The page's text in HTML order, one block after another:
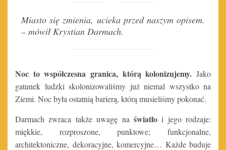
Miasto się zmienia, ucieka przed naszym opisem.
– mówił Krystian Darmach.
Noc to współczesna granica, którą kolonizujemy. Jako
gatunek ludzki skolonizowaliśmy już niemal wszystko na
Ziemi. Noc była ostatnią barierą, którą musieliśmy pokonać.
Darmach zwraca także uwagę na światłoi jego rodzaje:
miękkie, rozproszone, punktowe; funkcjonalne,
architektoniczne, dekoracyjne, komercyjne… Każde buduje